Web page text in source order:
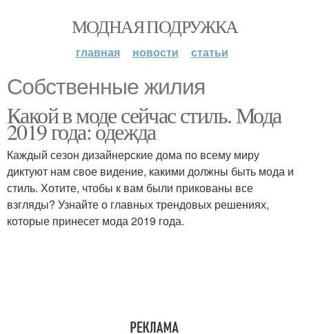
МОДНАЯ ПОДРУЖКА
главная новости статьи
Собственные жилия
Какой в моде сейчас стиль. Мода
2019 года: одежда
Каждый сезон дизайнерские дома по всему миру
диктуют нам свое видение, какими должны быть мода и
стиль. Хотите, чтобы к вам были прикованы все
взгляды? Узнайте о главных трендовых решениях,
которые принесет мода 2019 года.